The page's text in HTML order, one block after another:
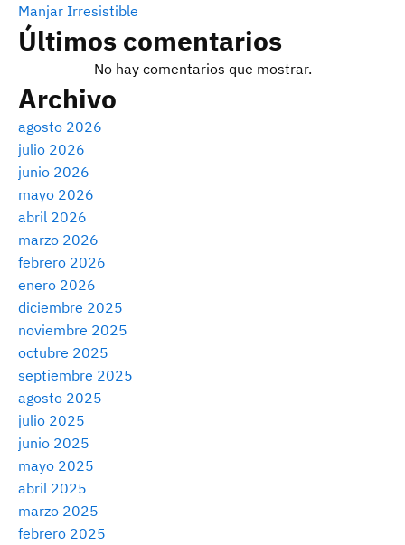
Manjar Irresistible
Últimos comentarios
No hay comentarios que mostrar.
Archivo
agosto 2026
julio 2026
junio 2026
mayo 2026
abril 2026
marzo 2026
febrero 2026
enero 2026
diciembre 2025
noviembre 2025
octubre 2025
septiembre 2025
agosto 2025
julio 2025
junio 2025
mayo 2025
abril 2025
marzo 2025
febrero 2025